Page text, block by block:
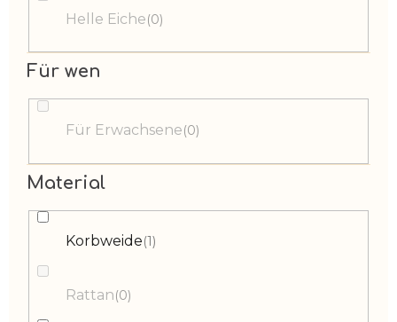
Helle Eiche 0
Für wen
Für Erwachsene 0
Material
Korbweide 1
Rattan 0